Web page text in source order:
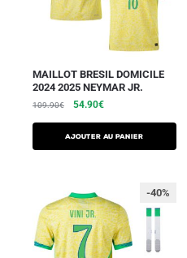
MAILLOT BRESIL DOMICILE
2024 2025 NEYMAR JR.
109.90€ 54.90€
AJOUTER AU PANIER
-40%